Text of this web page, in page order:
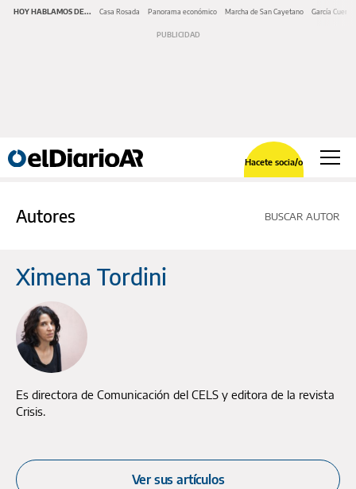
HOY HABLAMOS DE... Casa Rosada Panorama económico Marcha de San Cayetano García Cuerva
Hacete socia/o
Autores BUSCAR AUTOR
Ximena Tordini
Es directora de Comunicación del CELS y editora de la revista
Crisis.
Ver sus artículos